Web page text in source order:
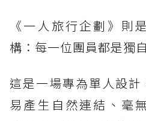
《一人旅行企劃》則
構：每一位團員都是獨
這是一場專為單人設
易產生自然連結、毫